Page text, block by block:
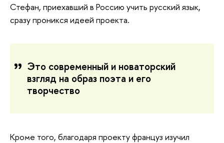
Стефан, приехавший в Россию учить русский язык,
сразу проникся идеей проекта.
Это современный и новаторский
взгляд на образ поэта и его
творчество
Кроме того, благодаря проекту француз изучил